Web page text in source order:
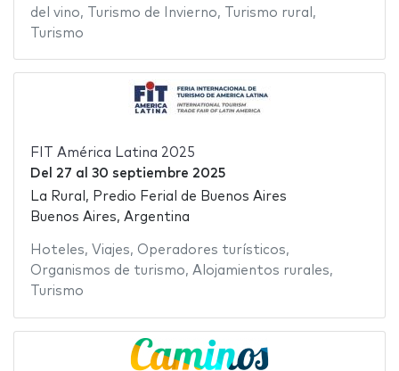
del vino, Turismo de Invierno, Turismo rural ,
Turismo
FIT América Latina 2025
Del 27 al 30 septiembre 2025
La Rural, Predio Ferial de Buenos Aires
Buenos Aires, Argentina
Hoteles, Viajes, Operadores turísticos,
Organismos de turismo, Alojamientos rurales,
Turismo